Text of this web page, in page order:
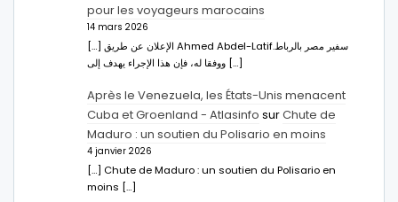
pour les voyageurs marocains
14 mars 2026
[…] الإعلان عن طريق Ahmed Abdel-Latifسفير مصر بالرباط.
ووفقا له، فإن هذا الإجراء يهدف إلى […]
Après le Venezuela, les États-Unis menacent
Cuba et Groenland - Atlasinfo surChute de
Maduro : un soutien du Polisario en moins
4 janvier 2026
[…] Chute de Maduro : un soutien du Polisario en
moins […]